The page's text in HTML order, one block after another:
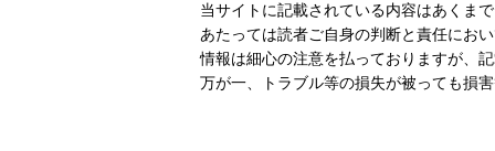
当サイトに記載されている内容はあくま
あたっては読者ご自身の判断と責任にお
情報は細心の注意を払っておりますが、
万が一、トラブル等の損失が被っても損